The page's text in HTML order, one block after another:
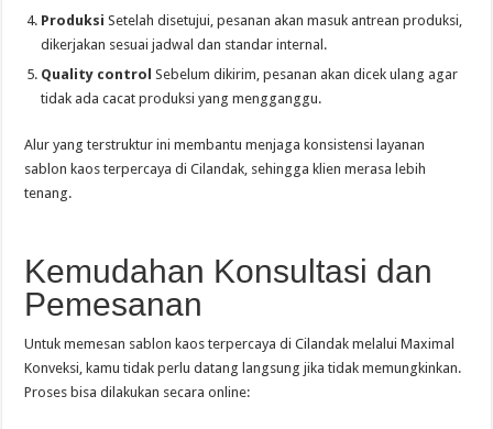
Produksi Setelah disetujui, pesanan akan masuk antrean produksi,
dikerjakan sesuai jadwal dan standar internal.
Quality control Sebelum dikirim, pesanan akan dicek ulang agar
tidak ada cacat produksi yang mengganggu.
Alur yang terstruktur ini membantu menjaga konsistensi layanan
sablon kaos terpercaya di Cilandak, sehingga klien merasa lebih
tenang.
Kemudahan Konsultasi dan
Pemesanan
Untuk memesan sablon kaos terpercaya di Cilandak melalui Maximal
Konveksi, kamu tidak perlu datang langsung jika tidak memungkinkan.
Proses bisa dilakukan secara online: